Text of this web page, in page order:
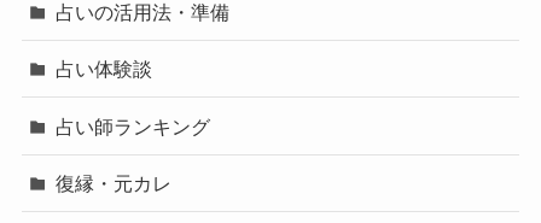
占いの活用法・準備
占い体験談
占い師ランキング
復縁・元カレ